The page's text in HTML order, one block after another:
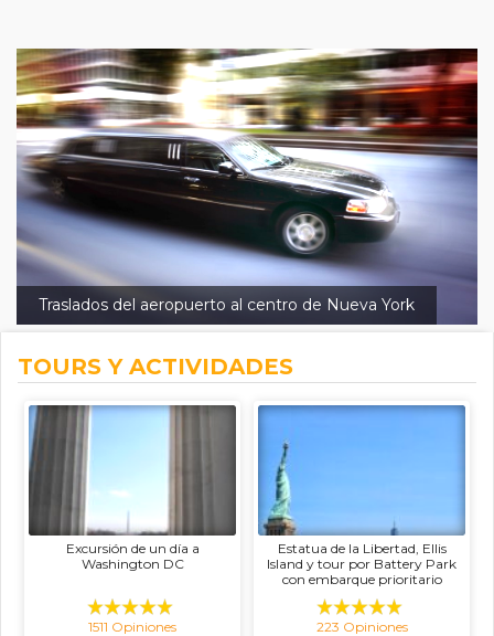
Traslados del aeropuerto al centro de Nueva York
TOURS Y ACTIVIDADES
Excursión de un día a
Washington DC
1511 Opiniones
Estatua de la Libertad, Ellis
Island y tour por Battery Park
con embarque prioritario
223 Opiniones